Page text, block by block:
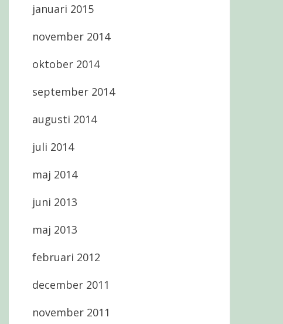
januari 2015
november 2014
oktober 2014
september 2014
augusti 2014
juli 2014
maj 2014
juni 2013
maj 2013
februari 2012
december 2011
november 2011